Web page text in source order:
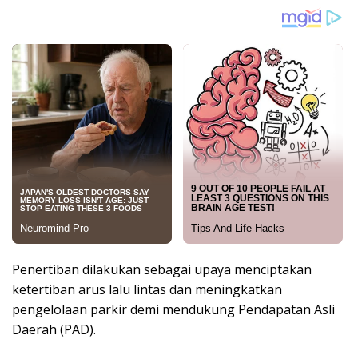
Penertiban dilakukan sebagai upaya menciptakan
ketertiban arus lalu lintas dan meningkatkan
pengelolaan parkir demi mendukung Pendapatan Asli
Daerah (PAD).